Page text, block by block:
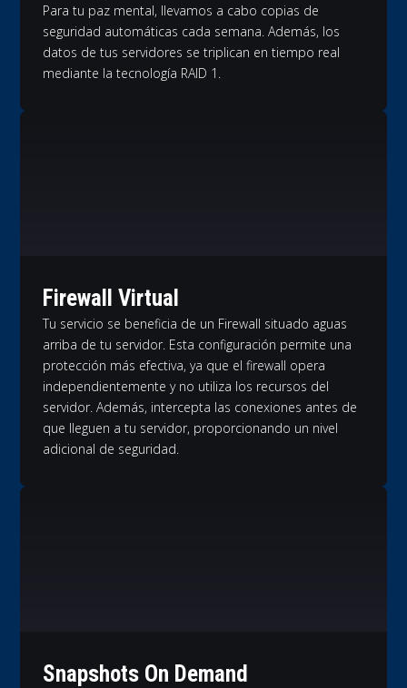
Para tu paz mental, llevamos a cabo copias de
seguridad automáticas cada semana. Además, los
datos de tus servidores se triplican en tiempo real
mediante la tecnología RAID 1.
Firewall Virtual
Tu servicio se beneficia de un Firewall situado aguas
arriba de tu servidor. Esta configuración permite una
protección más efectiva, ya que el firewall opera
independientemente y no utiliza los recursos del
servidor. Además, intercepta las conexiones antes de
que lleguen a tu servidor, proporcionando un nivel
adicional de seguridad.
Snapshots On Demand